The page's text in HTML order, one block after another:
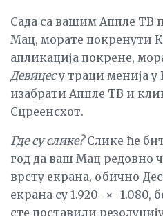
Сада са вашим Аппле ТВ
Мац, морате покренути
апликација покрене,
Девицесу траци менија у
изабрати Аппле ТВ и
Сцреенсхот.
Где су слике?Слике ће
год да ваш Мац редовно
врсту екрана, обично
екрана су 1.920- × -1.080,
сте поставили